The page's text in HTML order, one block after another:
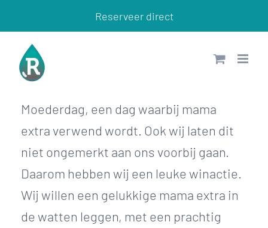
naar
inhoud
Reserveer direct
Moederdag, een dag waarbij mama
extra verwend wordt. Ook wij laten dit
niet ongemerkt aan ons voorbij gaan.
Daarom hebben wij een leuke winactie.
Wij willen een gelukkige mama extra in
de watten leggen, met een prachtig